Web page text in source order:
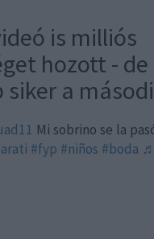
is milliós
hozott - de
siker a
Mi sobrino se la
#fyp #niños #boda